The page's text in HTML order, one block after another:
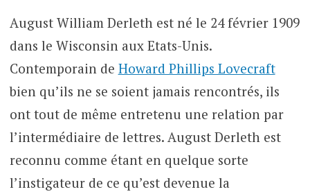
August William Derleth est né le 24 février 1909
dans le Wisconsin aux Etats-Unis.
Contemporain de Howard Phillips Lovecraft
bien qu’ils ne se soient jamais rencontrés, ils
ont tout de même entretenu une relation par
l’intermédiaire de lettres. August Derleth est
reconnu comme étant en quelque sorte
l’instigateur de ce qu’est devenue la